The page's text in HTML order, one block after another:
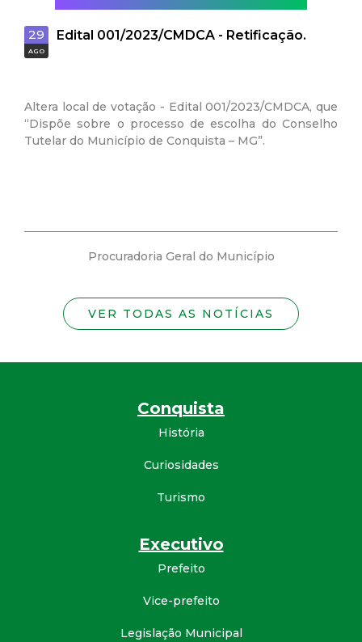
29
AGO
Edital 001/2023/CMDCA - Retificação.
Altera local de votação - Edital 001/2023/CMDCA, que
“Dispõe sobre o processo de escolha do Conselho
Tutelar do Município de Conquista – MG”.
Procuradoria Geral do Município
VER TODAS AS NOTÍCIAS
Conquista
História
Curiosidades
Turismo
Executivo
Prefeito
Vice-prefeito
Legislação Municipal